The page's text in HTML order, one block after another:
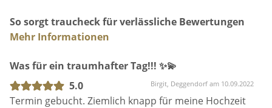
Immediate, Adimo, Manzetti, Torres, Paolo Bellini
Sichert euch jetzt euren individuellen
Beratungstermin nach Terminvereinbarung.
So sorgt traucheck für verlässliche Bewertungen
Mehr Informationen
Was für ein traumhafter Tag!!! ✨💫
5.0
Birgit, Deggendorf am 10.09.2022
Termin gebucht. Ziemlich knapp für meine Hochzeit